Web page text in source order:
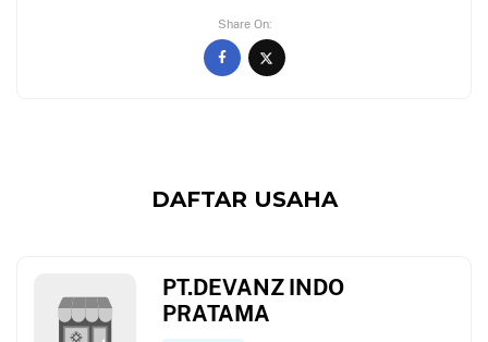
Share On
DAFTAR USAHA
PT.DEVANZ INDO
PRATAMA